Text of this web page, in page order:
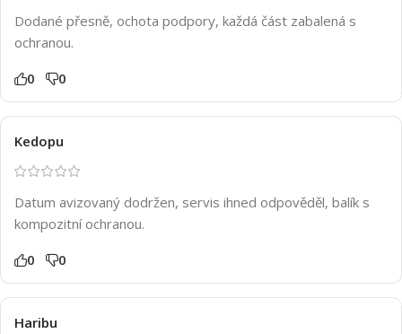
Dodané přesně, ochota podpory, každá část zabalená s
ochranou.
0 0
Kedopu
Datum avizovaný dodržen, servis ihned odpověděl, balík s
kompozitní ochranou.
0 0
Haribu